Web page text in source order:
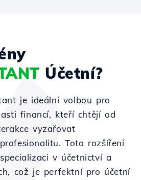
Účetní?
je ideální volbou pro
financí, kteří chtějí od
vyzařovat
Toto rozšíření
v účetnictví a
což je perfektní pro účetní